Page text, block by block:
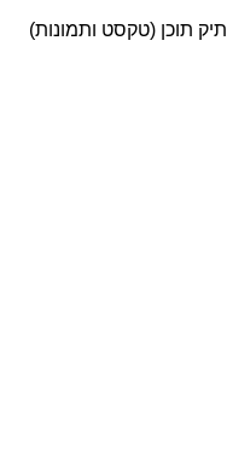
תוכן (טקסט ותמונות)